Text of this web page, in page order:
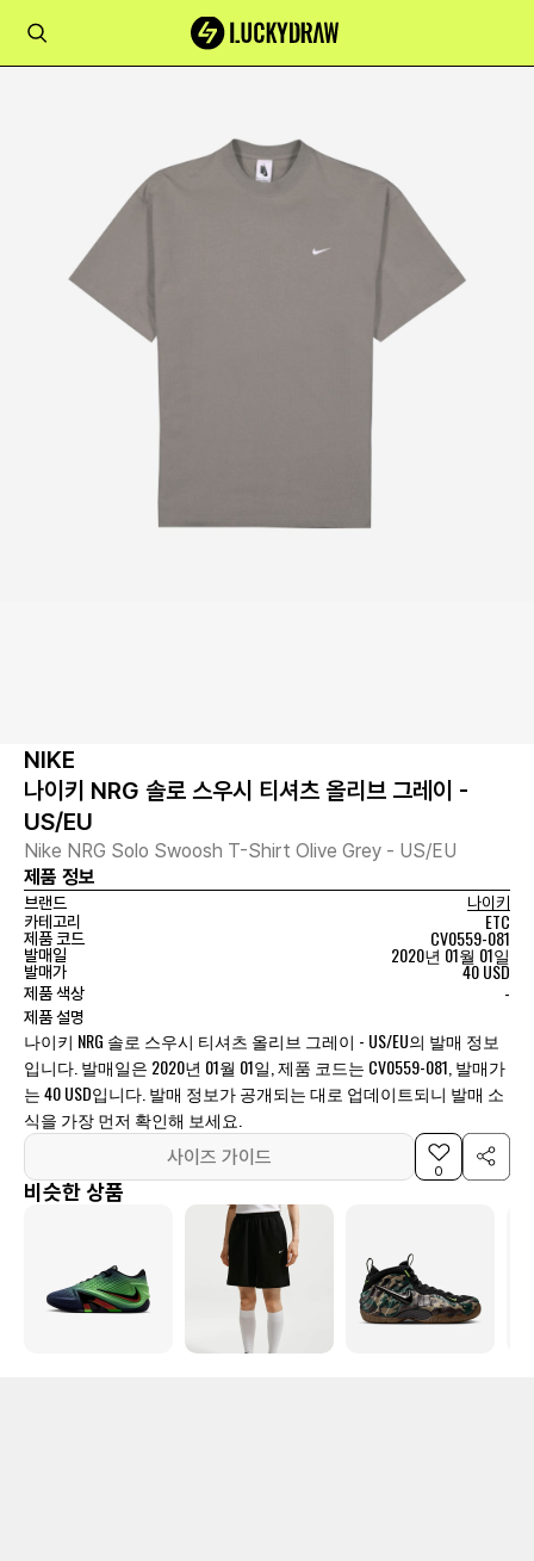
NIKE
나이키 NRG 솔로 스우시 티셔츠 올리브 그레이 -
US/EU
Nike NRG Solo Swoosh T-Shirt Olive Grey - US/EU
제품 정보
브랜드
나이키
카테고리
ETC
제품 코드 CV0559-081
발매일 2020년 01월 01일
발매가 40 USD
제품 색상 -
제품 설명
나이키 NRG 솔로 스우시 티셔츠 올리브 그레이 - US/EU의 발매 정보
입니다. 발매일은 2020년 01월 01일, 제품 코드는 CV0559-081, 발매가
는 40 USD입니다. 발매 정보가 공개되는 대로 업데이트되니 발매 소
식을 가장 먼저 확인해 보세요.
사이즈 가이드
0
비슷한 상품